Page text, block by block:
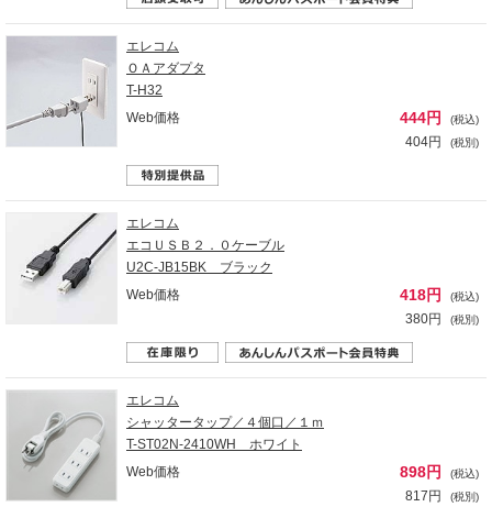
エレコム
ＯＡアダプタ
T-H32
Web価格
444円 (税込)
404円 (税別)
エレコム
エコＵＳＢ２．０ケーブル
U2C-JB15BK ブラック
Web価格
418円 (税込)
380円 (税別)
エレコム
シャッタータップ／４個口／１ｍ
T-ST02N-2410WH ホワイト
Web価格
898円 (税込)
817円 (税別)